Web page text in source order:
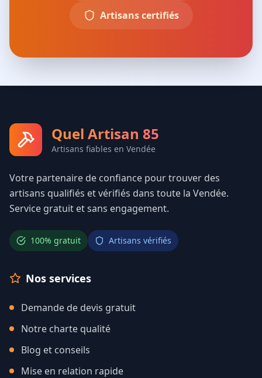
Artisans certifiés
Quel Artisan 85
Artisans fiables en Vendée
Votre partenaire de confiance pour trouver des
artisans qualifiés et vérifiés dans toute la Vendée.
Service gratuit et sans engagement.
100% gratuit Artisans vérifiés
Nos services
Demande de devis gratuit
Notre charte qualité
Blog et conseils
Mise en relation rapide